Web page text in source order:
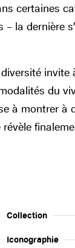
certaines
la dernière
du
à montrer
Collection
Iconographie